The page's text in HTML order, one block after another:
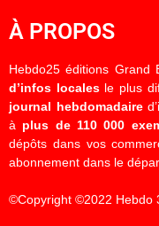
À PROPOS
Hebdo25 éditions Grand
d’infos localesle plus
journal hebdomadaire
à plus de 110 000
dépôts dans vos
abonnement dans le
©Copyright ©2022 Hebdo